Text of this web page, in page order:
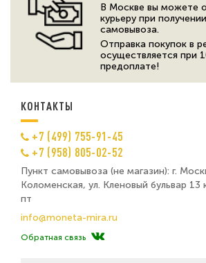
В Москве вы можете
курьеру при
самовывоза.
Отправка покупок в
осуществляется при
предоплате!
КОНТАКТЫ
+7 (499) 755-91-45
+7 (958) 805-02-52
Пункт самовывоза (не магазин): г.
Коломенская, ул. Кленовый бульвар
пт
info@moneta-mira.ru
Обратная связь